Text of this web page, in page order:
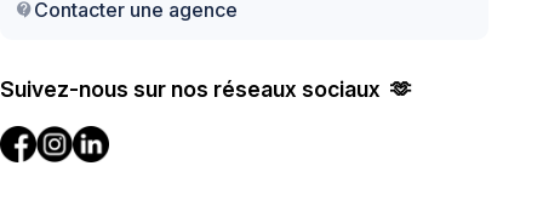
contact_supportContacter une agence
Suivez-nous sur nos réseaux sociaux 🫶